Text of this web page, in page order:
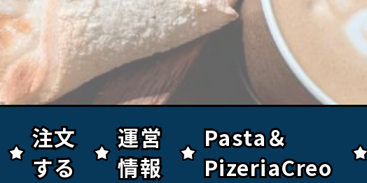
注文
する
注文
する
運営
情報
運営
情報
Pasta＆
PizeriaCreo
Pasta＆
PizeriaCreo